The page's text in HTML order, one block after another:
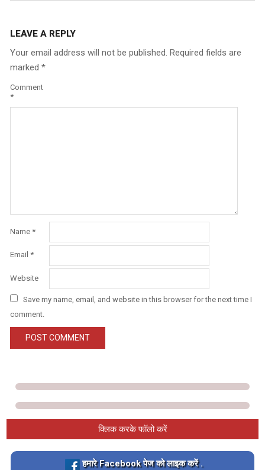
LEAVE A REPLY
Your email address will not be published. Required fields are
marked *
Comment
*
Name *
Email *
Website
Save my name, email, and website in this browser for the next time I
comment.
क्लिक करके फॉलो करें
Loading…
हमारे Facebook पेज को लाइक करें .